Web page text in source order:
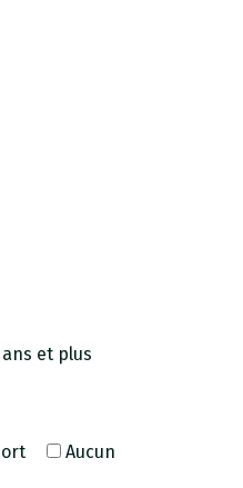
ans et plus
Aucun